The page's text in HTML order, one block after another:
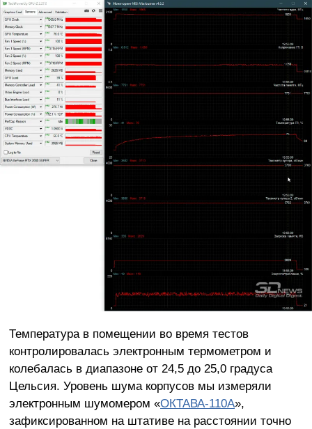
Температура в помещении во время тестов
контролировалась электронным термометром и
колебалась в диапазоне от 24,5 до 25,0 градуса
Цельсия. Уровень шума корпусов мы измеряли
электронным шумомером «ОКТАВА-110А»,
зафиксированном на штативе на расстоянии точно